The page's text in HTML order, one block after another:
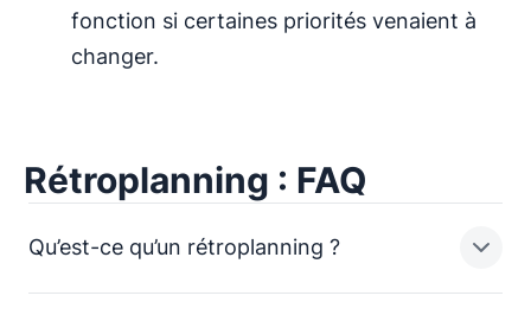
fonction si certaines priorités venaient à
changer.
Rétroplanning : FAQ
Qu’est-ce qu’un rétroplanning ?